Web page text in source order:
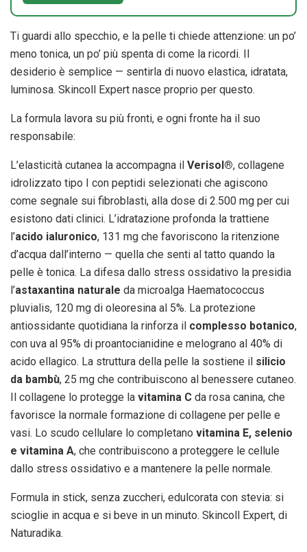
Ti guardi allo specchio, e la pelle ti chiede attenzione: un po’
meno tonica, un po’ più spenta di come la ricordi. Il
desiderio è semplice — sentirla di nuovo elastica, idratata,
luminosa. Skincoll Expert nasce proprio per questo.
La formula lavora su più fronti, e ogni fronte ha il suo
responsabile:
L’elasticità cutanea la accompagna il Verisol®, collagene
idrolizzato tipo I con peptidi selezionati che agiscono
come segnale sui fibroblasti, alla dose di 2.500 mg per cui
esistono dati clinici. L’idratazione profonda la trattiene
l’acido ialuronico, 131 mg che favoriscono la ritenzione
d’acqua dall’interno — quella che senti al tatto quando la
pelle è tonica. La difesa dallo stress ossidativo la presidia
l’astaxantina naturale da microalga Haematococcus
pluvialis, 120 mg di oleoresina al 5%. La protezione
antiossidante quotidiana la rinforza il complesso botanico,
con uva al 95% di proantocianidine e melograno al 40% di
acido ellagico. La struttura della pelle la sostiene il silicio
da bambù, 25 mg che contribuiscono al benessere cutaneo.
Il collagene lo protegge la vitamina C da rosa canina, che
favorisce la normale formazione di collagene per pelle e
vasi. Lo scudo cellulare lo completano vitamina E, selenio
e vitamina A, che contribuiscono a proteggere le cellule
dallo stress ossidativo e a mantenere la pelle normale.
Formula in stick, senza zuccheri, edulcorata con stevia: si
scioglie in acqua e si beve in un minuto. Skincoll Expert, di
Naturadika.